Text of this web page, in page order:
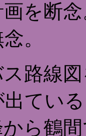
を断
。
路線
てい
ら鶴